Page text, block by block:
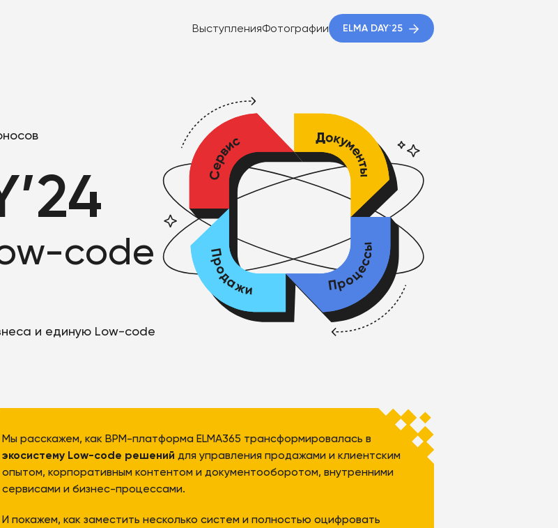
ВыступленияФотографии ELMA DAY`25
code
и единую Low-code
Мы расскажем, как BPM-платформа ELMA365 трансформировалась в
экосистему Low-code решений для управления продажами и клиентским
опытом, корпоративным контентом и документооборотом, внутренними
сервисами и бизнес-процессами.
И покажем, как заместить несколько систем и полностью оцифровать